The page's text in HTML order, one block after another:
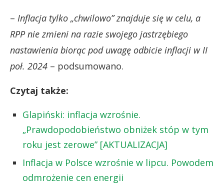
– Inflacja tylko „chwilowo” znajduje się w celu, a
RPP nie zmieni na razie swojego jastrzębiego
nastawienia biorąc pod uwagę odbicie inflacji w II
poł. 2024 – podsumowano.
Czytaj także:
Glapiński: inflacja wzrośnie.
„Prawdopodobieństwo obniżek stóp w tym
roku jest zerowe” [AKTUALIZACJA]
Inflacja w Polsce wzrośnie w lipcu. Powodem
odmrożenie cen energii